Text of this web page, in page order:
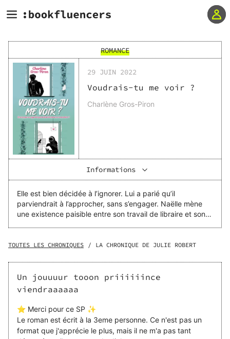
ROMANCE
29 JUIN 2022
Voudrais-tu me voir ?
Charlène Gros-Piron
Informations
Elle est bien décidée à l’ignorer. Lui a parié qu’il
parviendrait à l’approcher, sans s’engager. Naëlle mène
une existence paisible entre son travail de libraire et son
cœur. Tristan, presque trentenaire, est un blessé de la vie
attiré par cette camarade qu’il redécouvre, il est vite
intrigué par son comportement fermé et qu’il ne s’explique
pas. La tentation est trop forte : il doit la déstabiliser.
une chance ? Le premier confinement sera l'occasion,
pour l'un comme pour l'autre, de se dévoiler sans la
pression d'un regard. Sont-ils réellement prêts à se voir
TOUTES LES CHRONIQUES / LA CHRONIQUE DE JULIE ROBERT
Un jouuuur tooon priiiiiince
viendraaaaaa
⭐️ Merci pour ce SP ✨️
Le roman est écrit à la 3eme personne. Ce n'est pas un
format que j'apprécie le plus, mais il ne m'a pas tant